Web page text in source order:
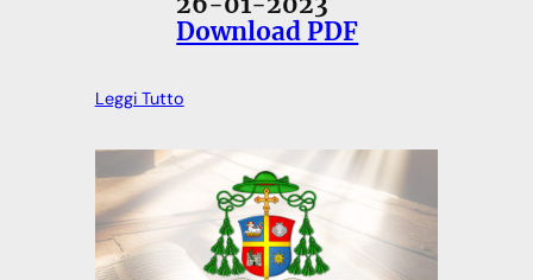
Download PDF
Leggi Tutto